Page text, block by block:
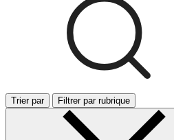
Trier par Filtrer par rubrique